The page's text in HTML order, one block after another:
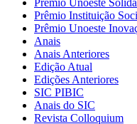
Prêmio Unoeste
Prêmio Instituição
Prêmio Unoeste
Anais
Anais Anteriores
Edição Atual
Edições Anteriores
SIC PIBIC
Anais do SIC
Revista Colloquium